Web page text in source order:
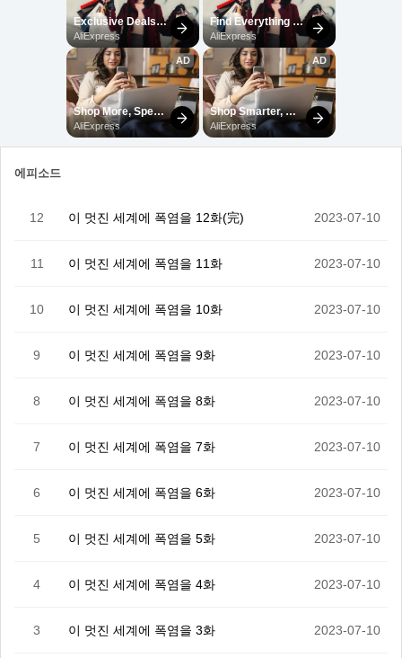
에피소드
12 이 멋진 세계에 폭염을 12화(完) 2023-07-10
11 이 멋진 세계에 폭염을 11화 2023-07-10
10 이 멋진 세계에 폭염을 10화 2023-07-10
9 이 멋진 세계에 폭염을 9화 2023-07-10
8 이 멋진 세계에 폭염을 8화 2023-07-10
7 이 멋진 세계에 폭염을 7화 2023-07-10
6 이 멋진 세계에 폭염을 6화 2023-07-10
5 이 멋진 세계에 폭염을 5화 2023-07-10
4 이 멋진 세계에 폭염을 4화 2023-07-10
3 이 멋진 세계에 폭염을 3화 2023-07-10